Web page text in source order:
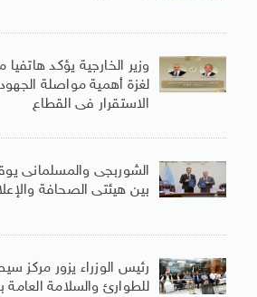
وزير الخارجية يؤكد
لغزة أهمية مواصلة الجهود
الاستقرار فى القطاع
الشوربجى والمسلمانى
بين هيئتى الصحافة
رئيس الوزراء يزور مركز
للطوارئ والسلامة